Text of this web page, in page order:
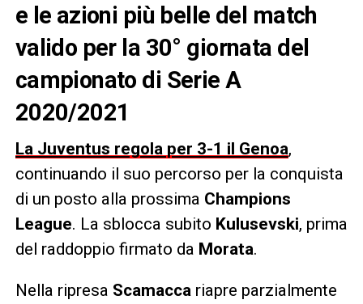
e le azioni più belle del match
valido per la 30° giornata del
campionato di Serie A
2020/2021
La Juventus regola per 3-1 il Genoa,
continuando il suo percorso per la conquista
di un posto alla prossima Champions
League. La sblocca subito Kulusevski, prima
del raddoppio firmato da Morata.
Nella ripresa Scamaccariapre parzialmente